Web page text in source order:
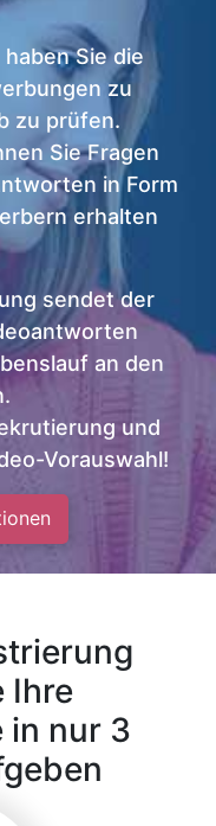
Sie die
zu
zu prüfen.
Sie Fragen
in Form
erhalten
sendet der
an den
und
Vorauswahl!
Ihre
in nur 3